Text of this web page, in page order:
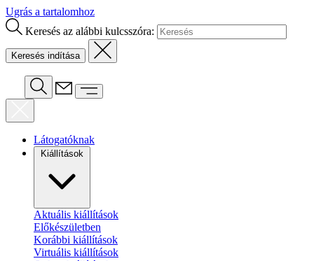
Ugrás a tartalomhoz
Keresés az alábbi kulcsszóra:
Látogatóknak
Kiállítások
Aktuális kiállítások
Előkészületben
Korábbi kiállítások
Virtuális kiállítások